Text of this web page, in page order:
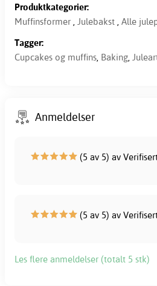
Produktkategorier:
Muffinsformer , Julebakst , Alle
Tagger:
Cupcakes og muffins, Baking,
Anmeldelser
(5 av 5) av
(5 av 5) av
Les flere anmeldelser (totalt 5 stk)